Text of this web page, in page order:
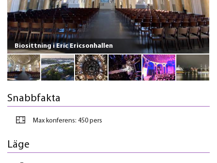
Biosittning i Eric Ericsonhallen
Snabbfakta
Max konferens: 450 pers
Läge